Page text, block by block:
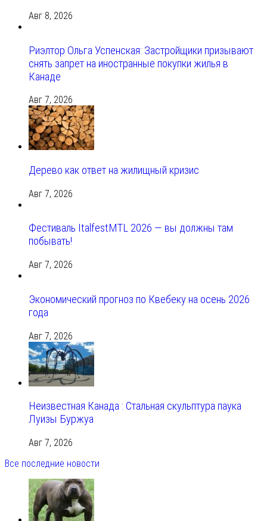
Авг 8, 2026
Риэлтор Ольга Успенская: Застройщики призывают
снять запрет на иностранные покупки жилья в
Канаде
Авг 7, 2026
Дерево как ответ на жилищный кризис
Авг 7, 2026
Фестиваль ItalfestMTL 2026 — вы должны там
побывать!
Авг 7, 2026
Экономический прогноз по Квебеку на осень 2026
года
Авг 7, 2026
Неизвестная Канада : Стальная скульптура паука
Луизы Буржуа
Авг 7, 2026
Все последние новости